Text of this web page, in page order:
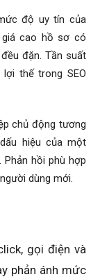
độ uy tín của
giá cao hồ sơ có
đặn. Tần suất
thế trong SEO
chủ động tương
hiệu của một
hồi phù hợp
dùng mới.
gọi điện và
phản ánh mức